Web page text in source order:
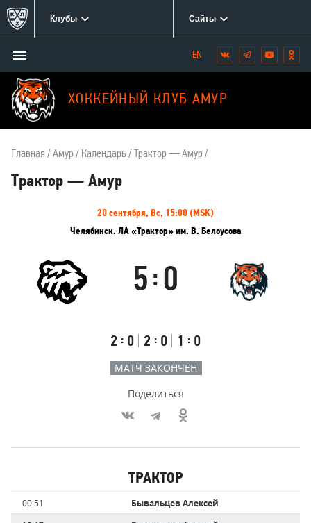
Клубы Сайты
ХОККЕЙНЫЙ КЛУБ АМУР
Открыть/
закрыть
меню
Мы
в
социальных
сетях:
Вконтакте
Telegram
YouTube
Главная Амур Календарь Трактор — Амур
Трактор — Амур
20 сентября, Вс, 15:00 (MSK)
Челябинск. ЛА «Трактор» им. В. Белоусова
Результаты
Трактор
Итоговый
5 : 0
Первый
тайм
2 : 0
Второй
тайм
2 : 0
Третий
тайм
1 : 0
Амур
МАТЧ ЗАКОНЧЕН
Поделиться
забившие
ТРАКТОР
Время Имя
игрока
00:51
Бывальцев Алексей